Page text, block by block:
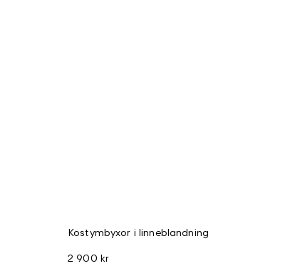
Kostymbyxor i linneblandning
2 900 kr